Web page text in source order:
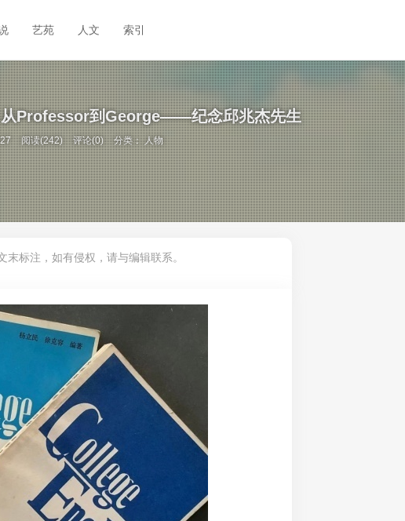
艺苑 人文 索引
从Professor到George——纪念邱兆杰先生
阅读(242) 评论(0) 分类：人物
标注，如有侵权，请与编辑联系。